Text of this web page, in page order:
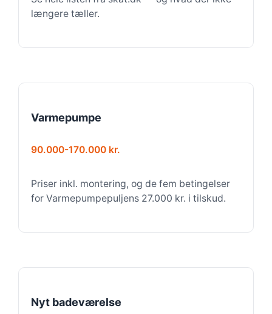
længere tæller.
Varmepumpe
90.000-170.000 kr.
Priser inkl. montering, og de fem betingelser
for Varmepumpepuljens 27.000 kr. i tilskud.
Nyt badeværelse